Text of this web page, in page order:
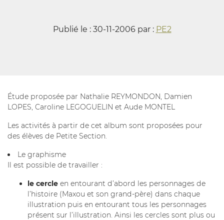
Publié le : 30-11-2006 par : PE2
Étude proposée par Nathalie REYMONDON, Damien
LOPES, Caroline LEGOGUELIN et Aude MONTEL
Les activités à partir de cet album sont proposées pour
des élèves de Petite Section.
Le graphisme
Il est possible de travailler :
le cercle en entourant d’abord les personnages de
l’histoire (Maxou et son grand-père) dans chaque
illustration puis en entourant tous les personnages
présent sur l’illustration. Ainsi les cercles sont plus ou